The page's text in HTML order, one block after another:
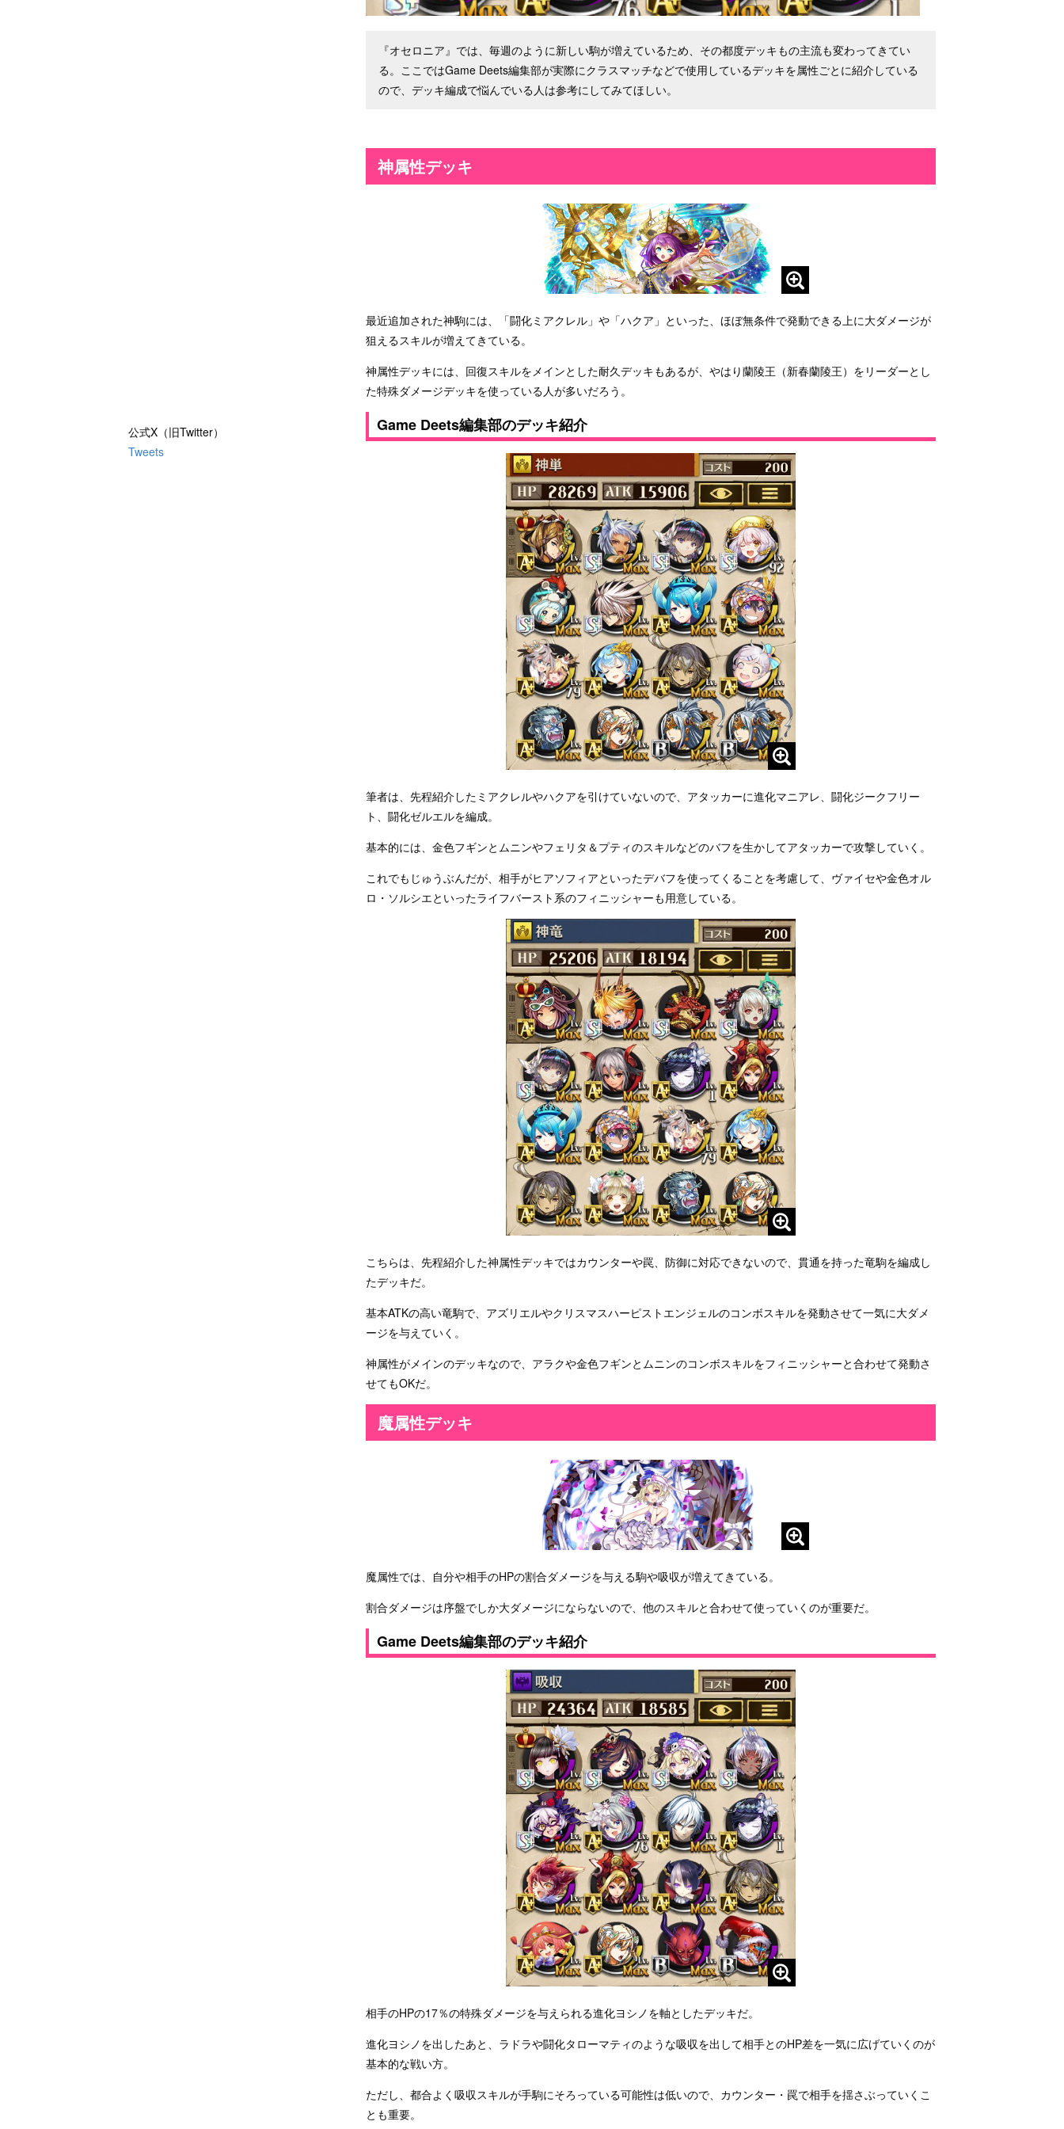
『オセロニア』では、毎週のように新しい駒が増えているため、その都度デッキもの主流も変わってきてい
る。ここではGame Deets編集部が実際にクラスマッチなどで使用しているデッキを属性ごとに紹介している
ので、デッキ編成で悩んでいる人は参考にしてみてほしい。
神属性デッキ
最近追加された神駒には、「闘化ミアクレル」や「ハクア」といった、ほぼ無条件で発動できる上に大ダメージが
狙えるスキルが増えてきている。
神属性デッキには、回復スキルをメインとした耐久デッキもあるが、やはり蘭陵王（新春蘭陵王）をリーダーとし
た特殊ダメージデッキを使っている人が多いだろう。
Game Deets編集部のデッキ紹介
筆者は、先程紹介したミアクレルやハクアを引けていないので、アタッカーに進化マニアレ、闘化ジークフリー
ト、闘化ゼルエルを編成。
基本的には、金色フギンとムニンやフェリタ＆プティのスキルなどのバフを生かしてアタッカーで攻撃していく。
これでもじゅうぶんだが、相手がヒアソフィアといったデバフを使ってくることを考慮して、ヴァイセや金色オル
ロ・ソルシエといったライフバースト系のフィニッシャーも用意している。
こちらは、先程紹介した神属性デッキではカウンターや罠、防御に対応できないので、貫通を持った竜駒を編成し
たデッキだ。
基本ATKの高い竜駒で、アズリエルやクリスマスハーピストエンジェルのコンボスキルを発動させて一気に大ダメ
ージを与えていく。
神属性がメインのデッキなので、アラクや金色フギンとムニンのコンボスキルをフィニッシャーと合わせて発動さ
せてもOKだ。
魔属性デッキ
魔属性では、自分や相手のHPの割合ダメージを与える駒や吸収が増えてきている。
割合ダメージは序盤でしか大ダメージにならないので、他のスキルと合わせて使っていくのが重要だ。
Game Deets編集部のデッキ紹介
相手のHPの17％の特殊ダメージを与えられる進化ヨシノを軸としたデッキだ。
進化ヨシノを出したあと、ラドラや闘化タローマティのような吸収を出して相手とのHP差を一気に広げていくのが
基本的な戦い方。
ただし、都合よく吸収スキルが手駒にそろっている可能性は低いので、カウンター・罠で相手を揺さぶっていくこ
とも重要。
公式X（旧Twitter）
Tweets